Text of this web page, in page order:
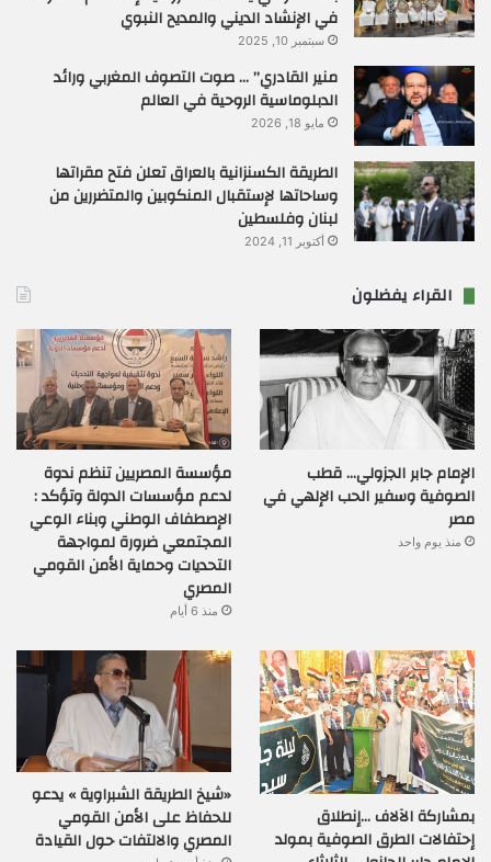
في الإنشاد الديني والمديح النبوي
سبتمبر 10, 2025
منير القادري” … صوت التصوف المغربي ورائد
الدبلوماسية الروحية في العالم
مايو 18, 2026
الطريقة الكسنزانية بالعراق تعلن فتح مقراتها
وساحاتها لإستقبال المنكوبين والمتضررين من
لبنان وفلسطين
أكتوبر 11, 2024
القراء يفضلون
الإمام جابر الجزولي… قطب
الصوفية وسفير الحب الإلهي في
مصر
منذ يوم واحد
مؤسسة المصريين تنظم ندوة
لدعم مؤسسات الدولة وتؤكد :
الإصطفاف الوطني وبناء الوعي
المجتمعي ضرورة لمواجهة
التحديات وحماية الأمن القومي
المصري
منذ 6 أيام
بمشاركة الآلاف …إنطلاق
إحتفالات الطرق الصوفية بمولد
«شيخ الطريقة الشبراوية » يدعو
للحفاظ على الأمن القومي
المصري والالتفات حول القيادة